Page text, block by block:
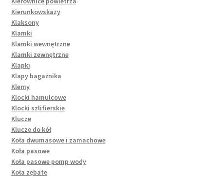
Kierunkowskazy
Klaksony
Klamki
Klamki wewnętrzne
Klamki zewnętrzne
Klapki
Klapy bagażnika
Klemy
Klocki hamulcowe
Klocki szlifierskie
Klucze
Klucze do kół
Koła dwumasowe i zamachowe
Koła pasowe
Koła pasowe pomp wody
Koła zębate